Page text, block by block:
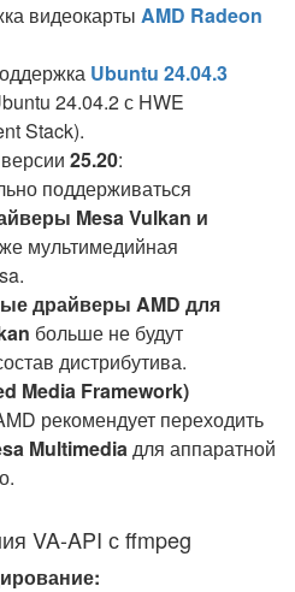
видеокарты AMD Radeon
Ubuntu 24.04.3
24.04.2 с HWE
Stack).
25.20:
поддерживаться
Mesa Vulkan и
мультимедийная
драйверы AMD для
больше не будут
дистрибутива.
Media Framework)
рекомендует переходить
Multimediaдля аппаратной
VA-API с ffmpeg